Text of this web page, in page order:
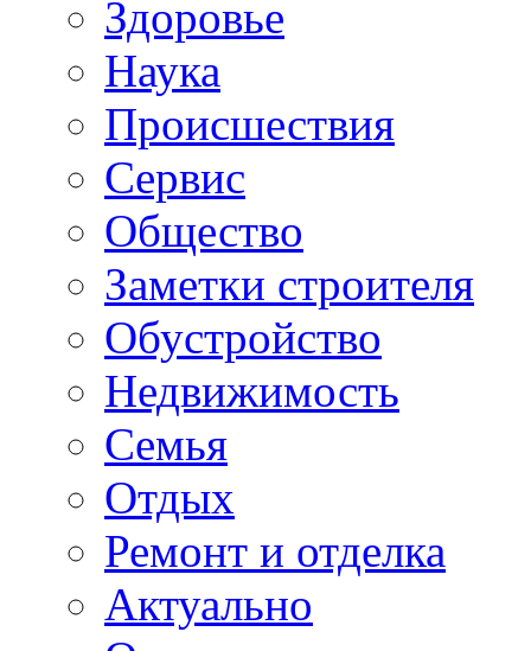
Здоровье
Наука
Происшествия
Сервис
Общество
Заметки строителя
Обустройство
Недвижимость
Семья
Отдых
Ремонт и отделка
Актуально